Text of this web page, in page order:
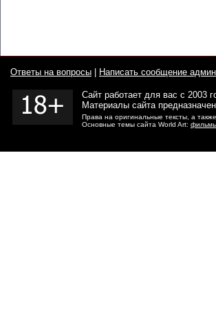
Ответы на вопросы Написать сообщение
Сайт работает для вас с 2003
Материалы сайта
Права на оригинальные тексты, а также
Основные темы сайта World Art: